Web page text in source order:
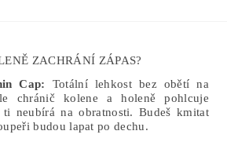
ZACHRÁNÍ ZÁPAS?
Cap:
Totální lehkost bez obětí na
chránič kolene a holeně pohlcuje
neubírá na obratnosti. Budeš kmitat
budou lapat po dechu.